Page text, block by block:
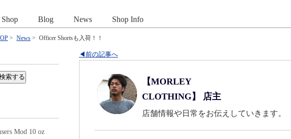
Blog News Shop Info
> News > Officer Shortsも入荷！！
◀前の記事へ
【MORLEY
CLOTHING】 店主
店舗情報や日常をお伝えしていきます。
Mod 10 oz